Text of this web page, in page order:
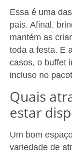
Essa é uma
pais. Afinal,
mantém as
toda a festa. E
casos, o buffet
incluso no
Quais
estar
Um bom
variedade de